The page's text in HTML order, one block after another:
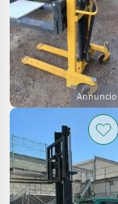
Annuncio